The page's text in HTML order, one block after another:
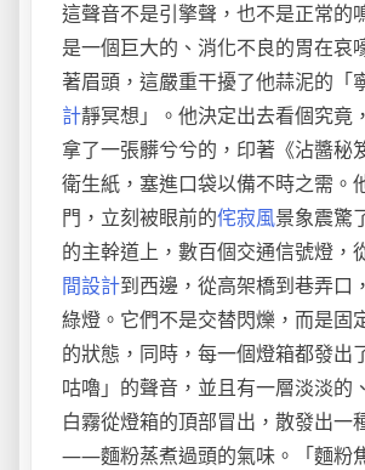
這聲音不是引擎聲，也不是正常的
是一個巨大的、消化不良的胃在哀
著眉頭，這嚴重干擾了他蒜泥的「
計靜冥想」。他決定出去看個究竟
拿了一張髒兮兮的，印著《沾醬秘
衛生紙，塞進口袋以備不時之需。
門，立刻被眼前的侘寂風景象震驚
的主幹道上，數百個交通信號燈，
間設計到西邊，從高架橋到巷弄口
綠燈。它們不是交替閃爍，而是固
的狀態，同時，每一個燈箱都發出
咕嚕」的聲音，並且有一層淡淡的
白霧從燈箱的頂部冒出，散發出一
——麵粉蒸煮過頭的氣味。「麵粉